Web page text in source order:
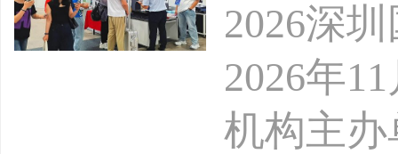
2026深
2026年
机构主